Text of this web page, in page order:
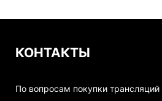
КОНТАКТЫ
По вопросам покупки трансляций